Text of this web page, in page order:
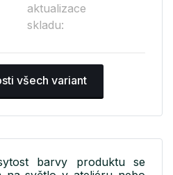
aktualizace
skladu:
všech variant
barvy produktu se